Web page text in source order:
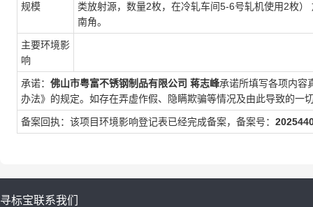
规模
类放射源，数量2枚，在冷轧车间5-6号轧机使用2枚
南角。
主要环境影
响
承诺： 佛山市粤富不锈钢制品有限公司 蒋志峰承诺所填写各项内容
办法》的规定。如存在弄虚作假、隐瞒欺骗等情况及由此导致的一
备案回执：该项目环境影响登记表已经完成备案，备案号：
寻标宝联系我们